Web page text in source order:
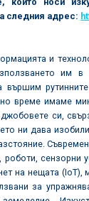
следния адрес:
и
им в
вършим
време имаме
си,
ни дава
роботи, сензорни
на нещата (IoT),
за